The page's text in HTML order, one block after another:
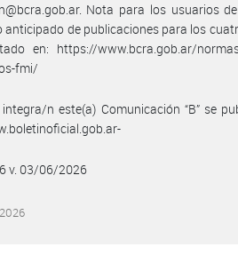
Nota para los usuarios
anticipado de publicaciones para los
en: https://www.bcra.gob.ar/
fmi/
n este(a) Comunicación “B” se
v. 03/06/2026